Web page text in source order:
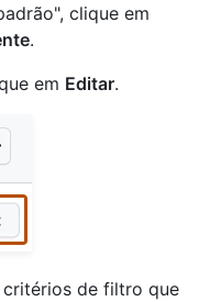
clique em
.
em Editar.
de filtro que